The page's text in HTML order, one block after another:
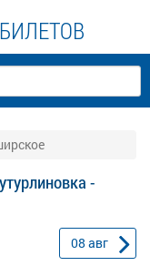
-
08 авг